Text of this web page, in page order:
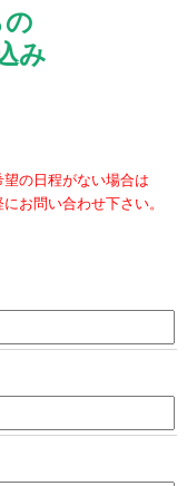
み
望の日程がない場合は
お問い合わせ下さい。